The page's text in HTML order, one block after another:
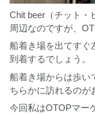
Chit beer（チット・
周辺なのですが、
船着き場を出てすぐ
到着するでしょう。
船着き場からは歩い
ちらかに訪れるのが
今回私はOTOPマー